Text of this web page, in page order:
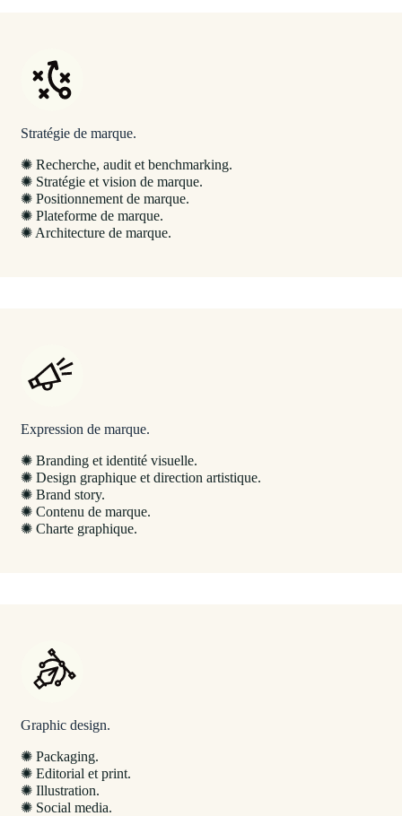
Stratégie de marque.
✺ Recherche, audit et benchmarking.
✺ Stratégie et vision de marque.
✺ Positionnement de marque.
✺ Plateforme de marque.
✺ Architecture de marque.
Expression de marque.
✺ Branding et identité visuelle.
✺ Design graphique et direction artistique.
✺ Brand story.
✺ Contenu de marque.
✺ Charte graphique.
Graphic design.
✺ Packaging.
✺ Editorial et print.
✺ Illustration.
✺ Social media.